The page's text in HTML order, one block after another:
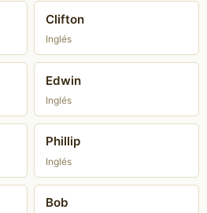
Clifton
Inglés
Edwin
Inglés
Phillip
Inglés
Bob